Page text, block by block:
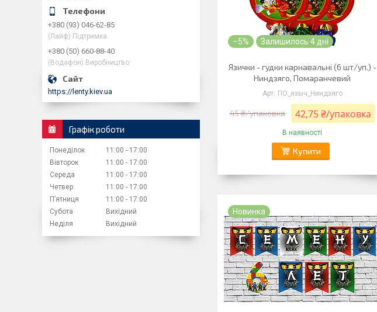
–5% Залишилось 4 дні
Язички - гудки карнавальні (6 шт/уп.) -
Ниндзяго, Помаранчевий
ПО_языч_Ниндзяго
45 ₴/упаковка 42,75 ₴/упаковка
В наявності
Купити
Новинка
+380 (93) 046-62-85
(Лайф) Підтримка
+380 (50) 660-88-40
(Водафон) Виробництво
https://lenty.kiev.ua
Графік роботи
Понеділок 11:00
17:00
Вівторок
11:00
17:00
Середа
11:00
17:00
Четвер
11:00
17:00
Пʼятниця
11:00
17:00
Субота
Вихідний
Неділя
Вихідний